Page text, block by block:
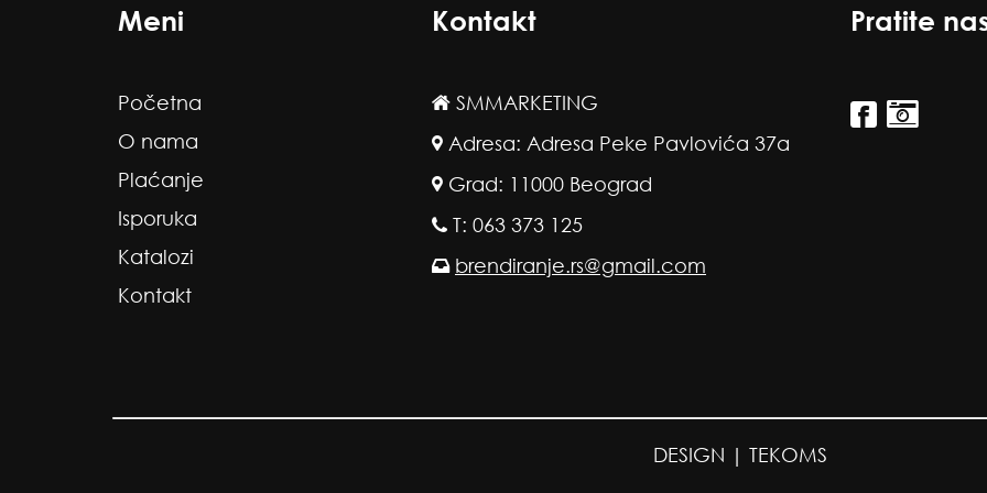
Meni
Početna
O nama
Plaćanje
Isporuka
Katalozi
Kontakt
Kontakt
SMMARKETING
Adresa: Adresa Peke Pavlovića 37a
Grad: 11000 Beograd
T: 063 373 125
brendiranje.rs@gmail.com
Pratite
DESIGN | TEKOMS